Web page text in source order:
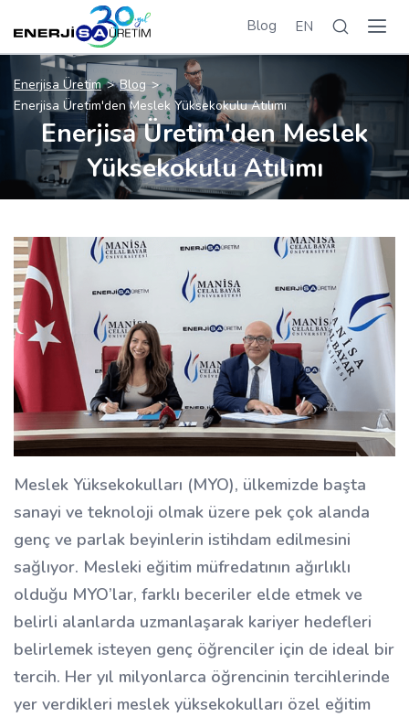
Blog EN
Enerjisa Üretim
Blog
Enerjisa Üretim'den Meslek Yüksekokulu Atılımı
Enerjisa Üretim'den Meslek
Yüksekokulu Atılımı
Meslek Yüksekokulları (MYO), ülkemizde başta
sanayi ve teknoloji olmak üzere pek çok alanda
genç ve parlak beyinlerin istihdam edilmesini
sağlıyor. Mesleki eğitim müfredatının ağırlıklı
olduğu MYO’lar, farklı beceriler elde etmek ve
belirli alanlarda uzmanlaşarak kariyer hedefleri
belirlemek isteyen genç öğrenciler için de ideal bir
tercih. Her yıl milyonlarca öğrencinin tercihlerinde
yer verdikleri meslek yüksekokulları özel eğitim